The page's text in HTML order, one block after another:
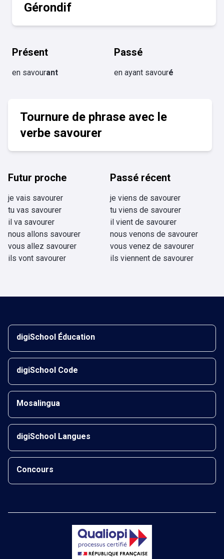
Gérondif
Présent
en savourant
Passé
en ayant savouré
Tournure de phrase avec le
verbe savourer
Futur proche
je vais savourer
tu vas savourer
il va savourer
nous allons savourer
vous allez savourer
ils vont savourer
Passé récent
je viens de savourer
tu viens de savourer
il vient de savourer
nous venons de savourer
vous venez de savourer
ils viennent de savourer
digiSchool Éducation
digiSchool Code
Mosalingua
digiSchool Langues
Concours